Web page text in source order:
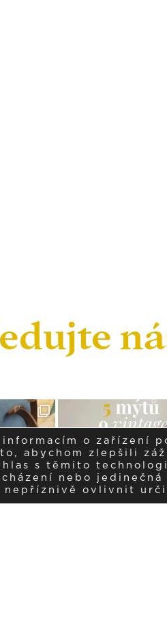
o zařízení
abychom zlepšili
s těmito
nebo jedinečná
nepříznivě ovlivnit